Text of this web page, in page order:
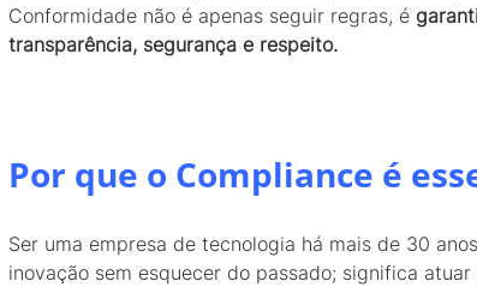
Conformidade não é apenas seguir regras, é
transparência, segurança e respeito.
Por que o Compliance é
Ser uma empresa de tecnologia há mais de 30
inovação sem esquecer do passado; significa